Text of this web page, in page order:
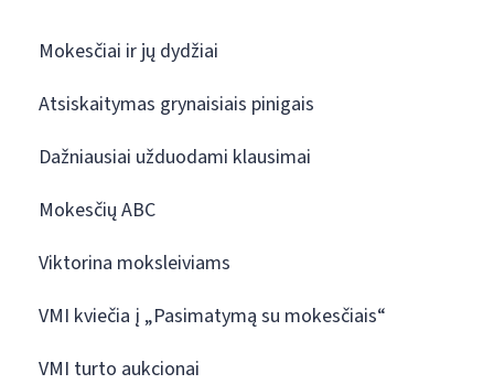
Mokesčiai ir jų dydžiai
Atsiskaitymas grynaisiais pinigais
Dažniausiai užduodami klausimai
Mokesčių ABC
Viktorina moksleiviams
VMI kviečia į „Pasimatymą su mokesčiais“
VMI turto aukcionai